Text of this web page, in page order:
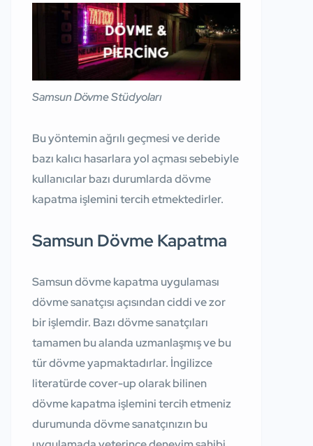
Samsun Dövme Stüdyoları
Bu yöntemin ağrılı geçmesi ve deride
bazı kalıcı hasarlara yol açması sebebiyle
kullanıcılar bazı durumlarda dövme
kapatma işlemini tercih etmektedirler.
Samsun Dövme Kapatma
Samsun dövme kapatma uygulaması
dövme sanatçısı açısından ciddi ve zor
bir işlemdir. Bazı dövme sanatçıları
tamamen bu alanda uzmanlaşmış ve bu
tür dövme yapmaktadırlar. İngilizce
literatürde cover-up olarak bilinen
dövme kapatma işlemini tercih etmeniz
durumunda dövme sanatçınızın bu